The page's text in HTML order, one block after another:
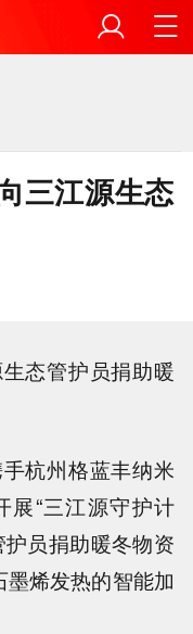
三江源生态
态管护员捐助暖
杭州格蓝丰纳米
展“三江源守护计
员捐助暖冬物资
烯发热的智能加